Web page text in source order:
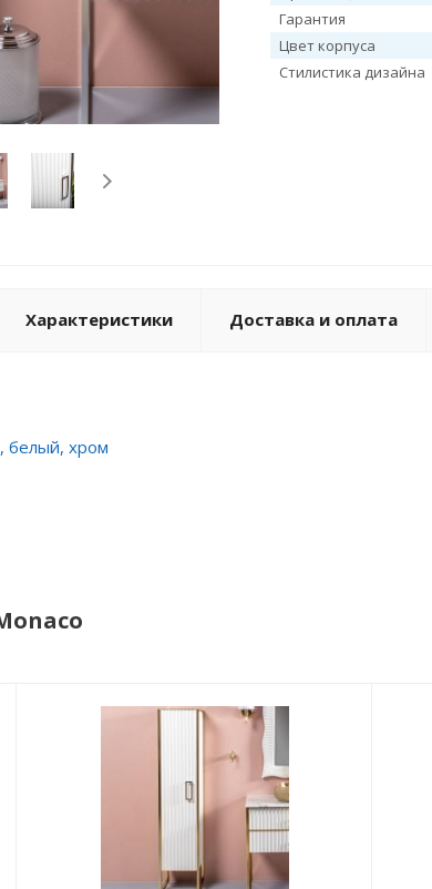
Гарантия
Цвет корпуса
Стилистика дизайна
Характеристики Доставка и оплата
белый, хром